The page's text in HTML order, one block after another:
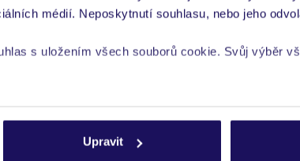
médií. Neposkytnutí souhlasu, nebo jeho
s uložením všech souborů cookie. Svůj výběr
naleznete vzásadách používání souborů cookiea
Upravit